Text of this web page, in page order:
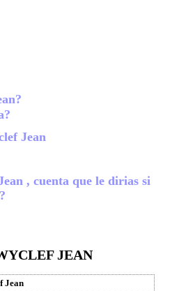
Jean
, cuenta que le dirias si
JEAN
Jean